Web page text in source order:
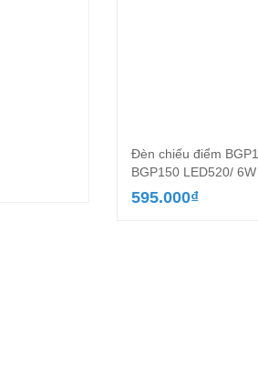
Đèn chiếu điểm
BGP150 LED520/ 6W
595.000₫